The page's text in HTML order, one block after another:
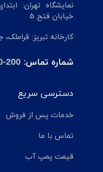
نمایشگاه تهران:
خیابان فتح 5
کارخانه تبریز:
شماره تماس: 200
دسترسی سریع
خدمات پس از فروش
تماس با ما
قیمت پمپ آب